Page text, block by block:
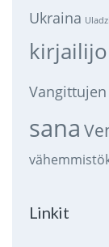
Ukraina
sana
Linkit